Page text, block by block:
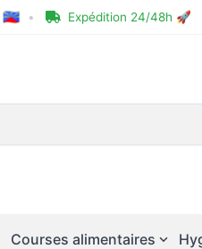
🇷🇪 • Expédition 24/48h 🚀
Courses alimentaires